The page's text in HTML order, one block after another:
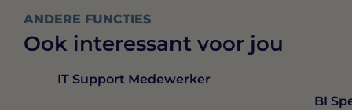
ANDERE FUNCTIES
Ook interessant voor jou
IT Support Medewerker
BI